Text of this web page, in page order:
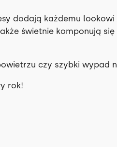
dodają każdemu
świetnie komponują się
czy szybki wypad
rok!